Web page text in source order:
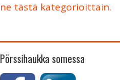
ne tästä kategorioittain.
Pörssihaukka somessa